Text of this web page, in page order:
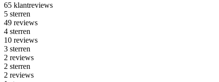
65 klantreviews
5 sterren
49 reviews
4 sterren
10 reviews
3 sterren
2 reviews
2 sterren
2 reviews